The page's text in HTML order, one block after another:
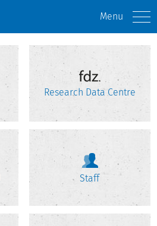
Menu
Research Data Centre
Staff